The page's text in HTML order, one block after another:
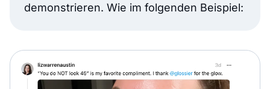
demonstrieren. Wie im folgenden Beispiel: